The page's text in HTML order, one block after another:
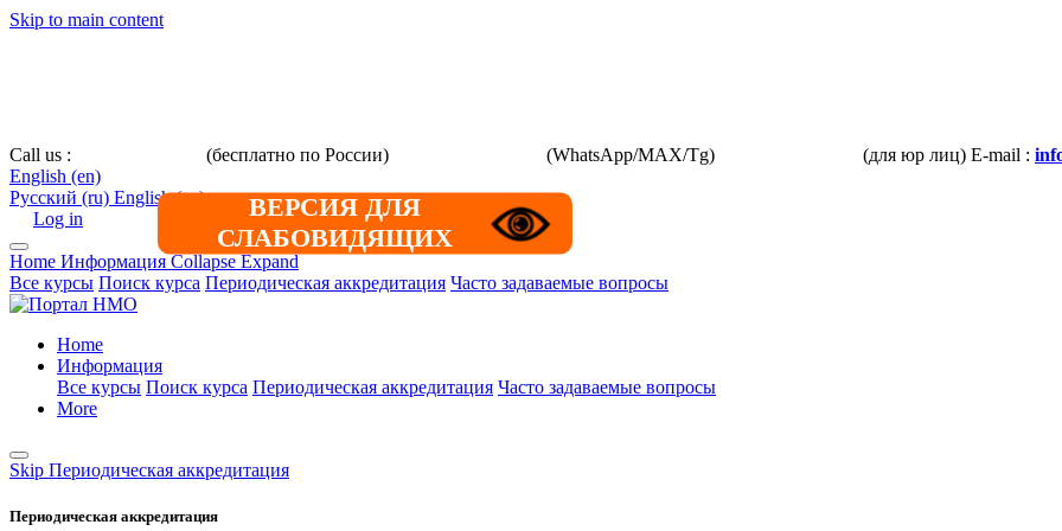
Skip to main content
ВЕРСИЯ ДЛЯ
СЛАБОВИДЯЩИХ
Call us : (бесплатно по России) (WhatsApp/MAX/Tg) (для юр лиц) E-mail :
English ‎(en)‎
Русский ‎(ru)‎ English ‎(en)‎
Log in
Home ИнформацияCollapseExpand
Все курсы Поиск курса Периодическая аккредитация Часто задаваемые вопросы
Home
Информация
Все курсы Поиск курса Периодическая аккредитация Часто задаваемые вопросы
More
Skip Периодическая аккредитация
Периодическая аккредитация